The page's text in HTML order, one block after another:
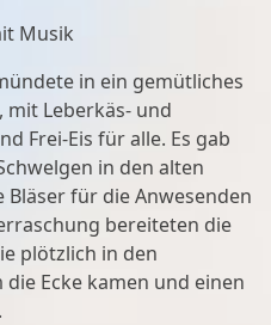
Musik
in ein gemütliches
mit Leberkäs- und
Frei-Eis für alle. Es gab
in den alten
Bläser für die Anwesenden
bereiteten die
plötzlich in den
Ecke kamen und einen